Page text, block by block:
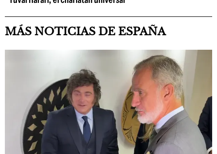
MÁS NOTICIAS DE ESPAÑA